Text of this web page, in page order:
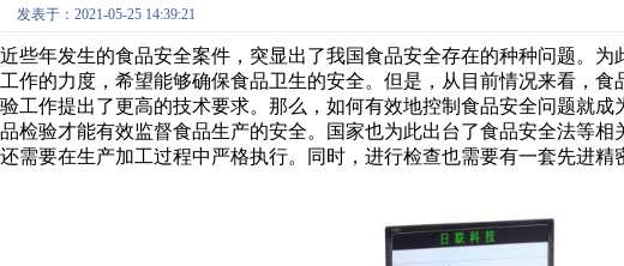
发表于：2021-05-25 14:39:21
近些年发生的食品安全案件，突显出了我国食品安全存在的种种问题。
工作的力度，希望能够确保食品卫生的安全。但是，从目前情况来看，
验工作提出了更高的技术要求。那么，如何有效地控制食品安全问题就
品检验才能有效监督食品生产的安全。国家也为此出台了食品安全法等相
还需要在生产加工过程中严格执行。同时，进行检查也需要有一套先进精